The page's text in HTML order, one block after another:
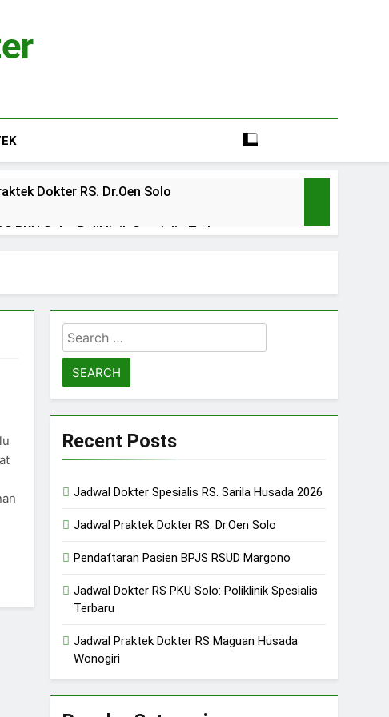
Dokter RS. Dr.Oen Solo
PKU Solo: Poliklinik Spesialis Terbaru
Mulia Hati Wonogiri
BPJS RSUD Banyumas
Search
for:
Recent Posts
Jadwal Dokter Spesialis RS. Sarila Husada 2026
Jadwal Praktek Dokter RS. Dr.Oen Solo
Pendaftaran Pasien BPJS RSUD Margono
Jadwal Dokter RS PKU Solo: Poliklinik Spesialis
Terbaru
Jadwal Praktek Dokter RS Maguan Husada
Wonogiri